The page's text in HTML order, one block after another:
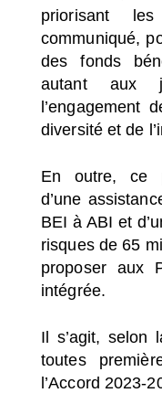
priorisant
communiqué,
des fonds
autant aux
l’engagement
diversité et de
En outre, ce
d’une
BEI à ABI et
risques de 65
proposer aux
intégrée.
Il s’agit, selon
toutes
l’Accord 2023-